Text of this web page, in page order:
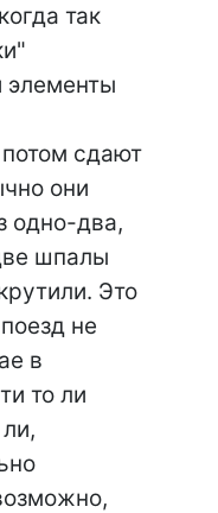
так
элементы
сдают
они
одно-два,
шпалы
Это
не
в
то ли